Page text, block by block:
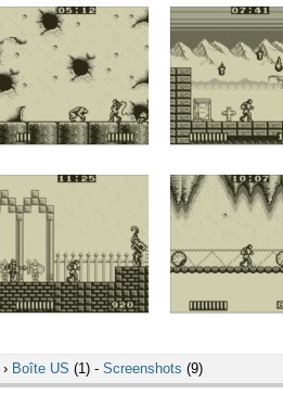
› Boîte US (1) - Screenshots (9)